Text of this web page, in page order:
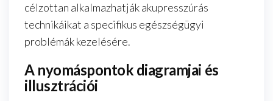
célzottan alkalmazhatják akupresszúrás
technikáikat a specifikus egészségügyi
problémák kezelésére.
A nyomáspontok diagramjai és
illusztrációi